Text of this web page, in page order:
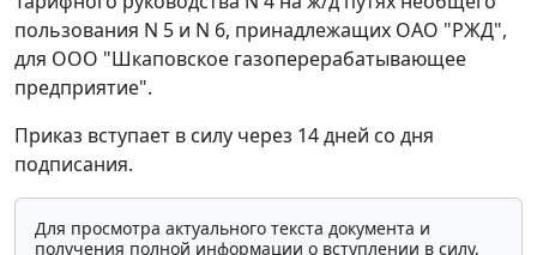
пользования N 5 и N 6, принадлежащих ОАО "РЖД",
для ООО "Шкаповское газоперерабатывающее
предприятие".
Приказ вступает в силу через 14 дней со дня
подписания.
Для просмотра актуального текста документа и
получения полной информации о вступлении в силу,